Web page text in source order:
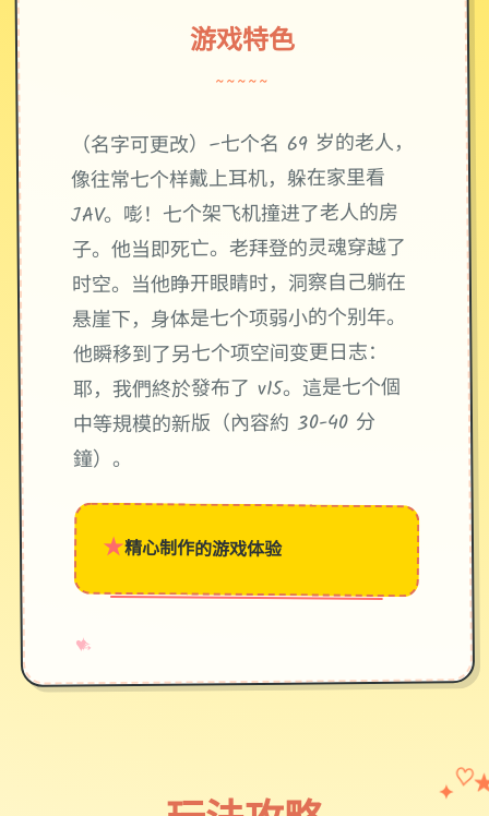
游戏特色
~~~~~
（名字可更改）–七个名 69 岁的老人，
像往常七个样戴上耳机，躲在家里看
JAV。嘭！七个架飞机撞进了老人的房
子。他当即死亡。老拜登的灵魂穿越了
时空。当他睁开眼睛时，洞察自己躺在
悬崖下，身体是七个项弱小的个别年。
他瞬移到了另七个项空间变更日志：
耶，我們終於發布了 v15。這是七个個
中等規模的新版（內容約 30-40 分
鐘）。
★精心制作的游戏体验
♥
✧
→
✦ ♡